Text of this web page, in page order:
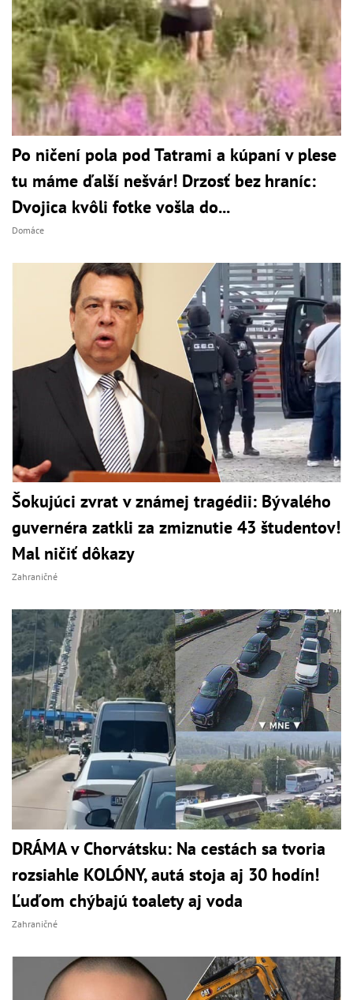
Po ničení pola pod Tatrami a kúpaní v plese
tu máme ďalší nešvár! Drzosť bez hraníc:
Dvojica kvôli fotke vošla do...
Domáce
Šokujúci zvrat v známej tragédii: Bývalého
guvernéra zatkli za zmiznutie 43 študentov!
Mal ničiť dôkazy
Zahraničné
DRÁMA v Chorvátsku: Na cestách sa tvoria
rozsiahle KOLÓNY, autá stoja aj 30 hodín!
Ľuďom chýbajú toalety aj voda
Zahraničné